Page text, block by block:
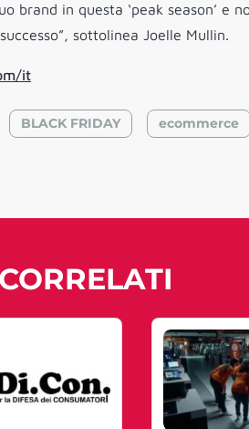
brand in questa ‘peak season’ e
sottolinea Joelle Mullin.
it
BLACK FRIDAY ecommerce